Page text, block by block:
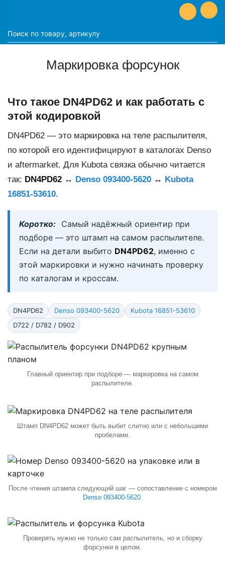
Маркировка форсунок
Что такое DN4PD62 и как работать с
этой кодировкой
DN4PD62 — это маркировка на теле распылителя,
по которой его идентифицируют в каталогах Denso
и aftermarket. Для Kubota связка обычно читается
так: DN4PD62 ↔ Denso 093400-5620 ↔ Kubota
16851-53610.
Коротко: Самый надёжный ориентир при
подборе — это штамп на самом распылителе.
Если на детали выбито DN4PD62, именно с
этой маркировки и нужно начинать проверку
по каталогам и кроссам.
DN4PD62 Denso 093400-5620
Kubota 16851-53610
D722 / D782 / D902
Главный ориентир при подборе — маркировка на самом
распылителе.
Штамп DN4PD62 может быть выбит слитно или с небольшими
пробелами.
После чтения штампа следующий шаг — сопоставление с номером
Denso 093400-5620.
Проверять нужно не только сам распылитель, но и сборку
форсунки в целом.